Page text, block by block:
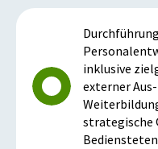
inklusive
externer Aus-
strategische